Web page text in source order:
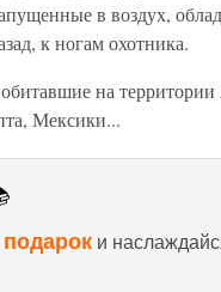
в воздух,
к ногам охотника.
на
Мексики...
и